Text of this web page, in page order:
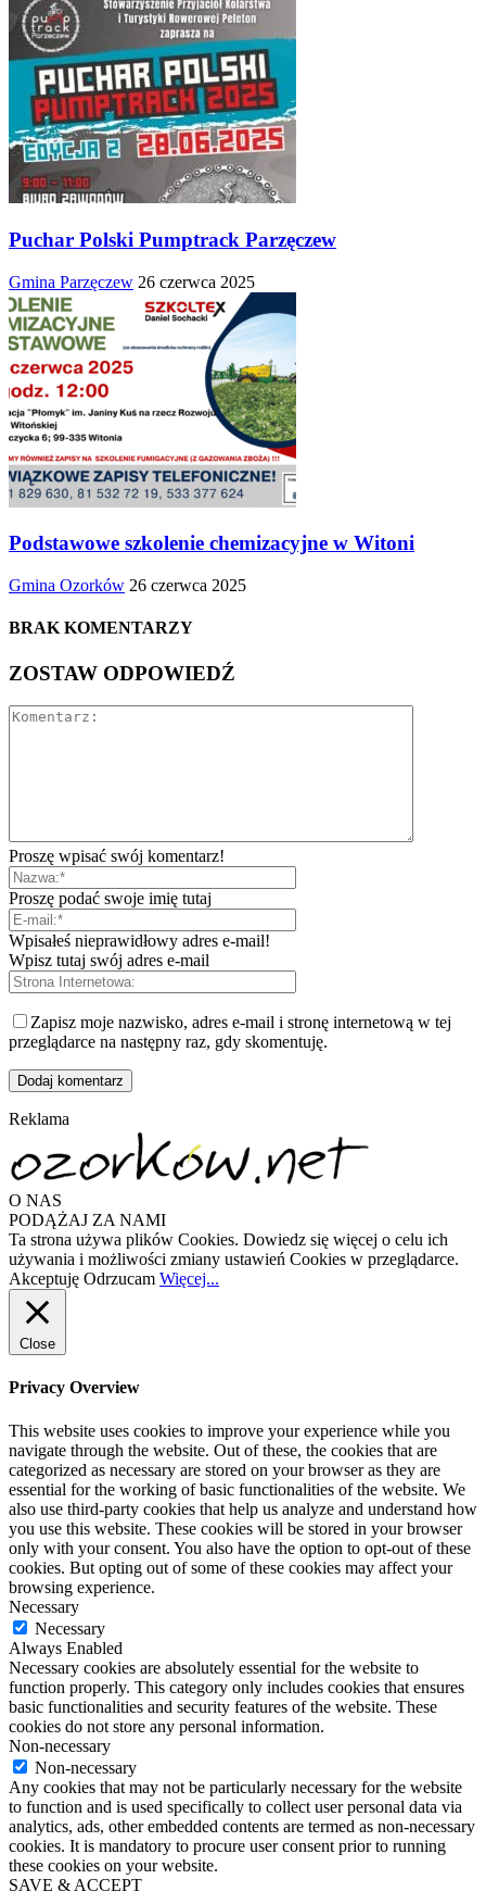
Puchar Polski Pumptrack Parzęczew
Gmina Parzęczew 26 czerwca 2025
Podstawowe szkolenie chemizacyjne w Witoni
Gmina Ozorków 26 czerwca 2025
BRAK KOMENTARZY
ZOSTAW ODPOWIEDŹ
Proszę wpisać swój komentarz!
Proszę podać swoje imię tutaj
Wpisałeś nieprawidłowy adres e-mail!
Wpisz tutaj swój adres e-mail
Zapisz moje nazwisko, adres e-mail i stronę internetową w tej
przeglądarce na następny raz, gdy skomentuję.
Reklama
O NAS
PODĄŻAJ ZA NAMI
Ta strona używa plików Cookies. Dowiedz się więcej o celu ich
używania i możliwości zmiany ustawień Cookies w przeglądarce.
Akceptuję Odrzucam Więcej...
Close
Privacy Overview
This website uses cookies to improve your experience while you
navigate through the website. Out of these, the cookies that are
categorized as necessary are stored on your browser as they are
essential for the working of basic functionalities of the website. We
also use third-party cookies that help us analyze and understand how
you use this website. These cookies will be stored in your browser
only with your consent. You also have the option to opt-out of these
cookies. But opting out of some of these cookies may affect your
browsing experience.
Necessary
Necessary
Always Enabled
Necessary cookies are absolutely essential for the website to
function properly. This category only includes cookies that ensures
basic functionalities and security features of the website. These
cookies do not store any personal information.
Non-necessary
Non-necessary
Any cookies that may not be particularly necessary for the website
to function and is used specifically to collect user personal data via
analytics, ads, other embedded contents are termed as non-necessary
cookies. It is mandatory to procure user consent prior to running
these cookies on your website.
SAVE & ACCEPT